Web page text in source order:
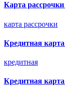
Карта
карта рассрочки
Кредитная
кредитная
Кредитная